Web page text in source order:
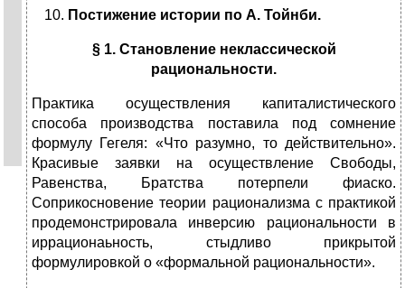
Постижение истории по А. Тойнби.
§1. Становление неклассической
рациональности.
Практика осуществления капиталистического
способа производства поставила под сомнение
формулу Гегеля: «Что разумно, то действительно».
Красивые заявки на осуществление Свободы,
Равенства, Братства потерпели фиаско.
Соприкосновение теории рационализма с практикой
продемонстрировала инверсию рациональности в
иррационаьность, стыдливо прикрытой
формулировкой о «формальной рациональности».